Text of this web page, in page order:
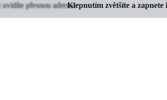
Klepnutím zvětšíte a
přesnou adresu.